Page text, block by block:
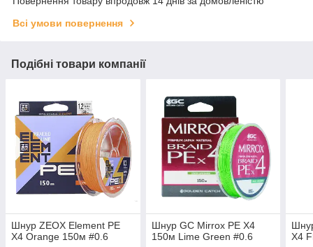
Всі умови повернення
Подібні товари компанії
Шнур ZEOX Element PE
X4 Orange 150м #0.6
Шнур GC Mirrox PE X4
150м Lime Green #0.6
X4